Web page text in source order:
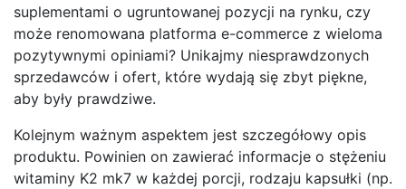
suplementami o ugruntowanej pozycji na rynku, czy
może renomowana platforma e-commerce z wieloma
pozytywnymi opiniami? Unikajmy niesprawdzonych
sprzedawców i ofert, które wydają się zbyt piękne,
aby były prawdziwe.
Kolejnym ważnym aspektem jest szczegółowy opis
produktu. Powinien on zawierać informacje o stężeniu
witaminy K2 mk7 w każdej porcji, rodzaju kapsułki (np.